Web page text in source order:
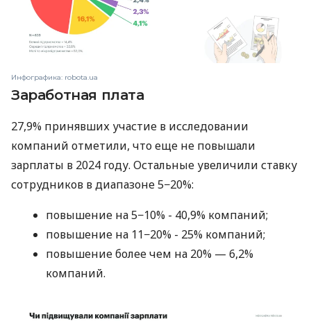
Инфографика: robota.ua
Заработная плата
27,9% принявших участие в исследовании
компаний отметили, что еще не повышали
зарплаты в 2024 году. Остальные увеличили ставку
сотрудников в диапазоне 5−20%:
повышение на 5−10% - 40,9% компаний;
повышение на 11−20% - 25% компаний;
повышение более чем на 20% — 6,2%
компаний.